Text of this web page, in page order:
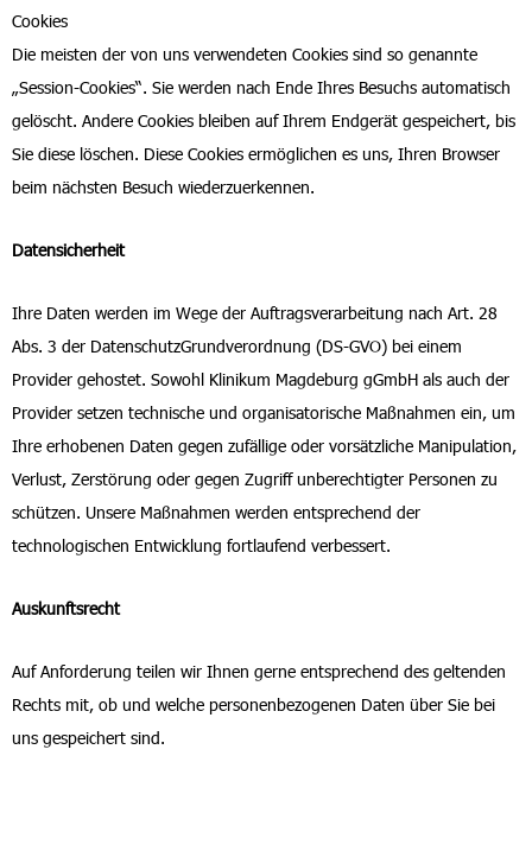
Cookies
Die meisten der von uns verwendeten Cookies sind so genannte
„Session-Cookies“. Sie werden nach Ende Ihres Besuchs automatisch
gelöscht. Andere Cookies bleiben auf Ihrem Endgerät gespeichert, bis
Sie diese löschen. Diese Cookies ermöglichen es uns, Ihren Browser
beim nächsten Besuch wiederzuerkennen.
Datensicherheit
Ihre Daten werden im Wege der Auftragsverarbeitung nach Art. 28
Abs. 3 der DatenschutzGrundverordnung (DS-GVO) bei einem
Provider gehostet. Sowohl Klinikum Magdeburg gGmbH als auch der
Provider setzen technische und organisatorische Maßnahmen ein, um
Ihre erhobenen Daten gegen zufällige oder vorsätzliche Manipulation,
Verlust, Zerstörung oder gegen Zugriff unberechtigter Personen zu
schützen. Unsere Maßnahmen werden entsprechend der
technologischen Entwicklung fortlaufend verbessert.
Auskunftsrecht
Auf Anforderung teilen wir Ihnen gerne entsprechend des geltenden
Rechts mit, ob und welche personenbezogenen Daten über Sie bei
uns gespeichert sind.